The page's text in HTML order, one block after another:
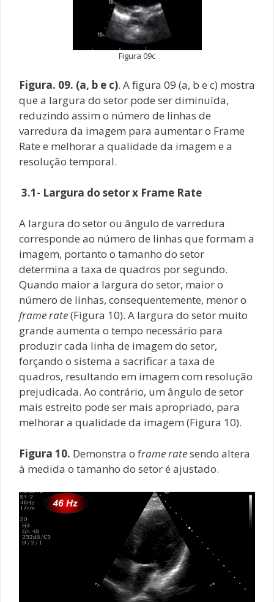
Figura 09c
Figura. 09. (a, b e c). A figura 09 (a, b e c) mostra
que a largura do setor pode ser diminuída,
reduzindo assim o número de linhas de
varredura da imagem para aumentar o Frame
Rate e melhorar a qualidade da imagem e a
resolução temporal.
3.1- Largura do setor x Frame Rate
A largura do setor ou ângulo de varredura
corresponde ao número de linhas que formam a
imagem, portanto o tamanho do setor
determina a taxa de quadros por segundo.
Quando maior a largura do setor, maior o
número de linhas, consequentemente, menor o
frame rate(Figura 10). A largura do setor muito
grande aumenta o tempo necessário para
produzir cada linha de imagem do setor,
forçando o sistema a sacrificar a taxa de
quadros, resultando em imagem com resolução
prejudicada. Ao contrário, um ângulo de setor
mais estreito pode ser mais apropriado, para
melhorar a qualidade da imagem (Figura 10).
Figura 10. Demonstra o frame ratesendo altera
à medida o tamanho do setor é ajustado.